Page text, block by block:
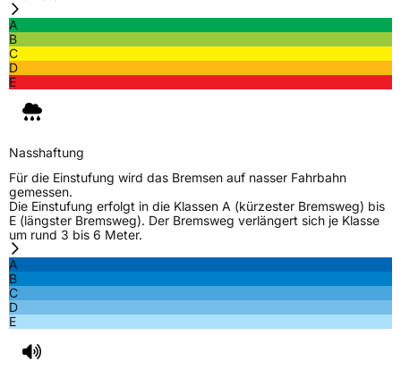
A
B
C
D
E
Nasshaftung
Für die Einstufung wird das Bremsen auf nasser Fahrbahn
gemessen.
Die Einstufung erfolgt in die Klassen A (kürzester Bremsweg) bis
E (längster Bremsweg). Der Bremsweg verlängert sich je Klasse
um rund 3 bis 6 Meter.
A
B
C
D
E